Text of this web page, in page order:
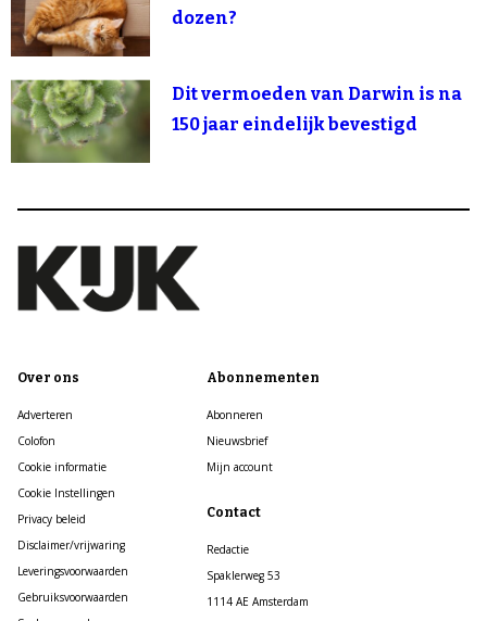
dozen?
Dit vermoeden van Darwin is na
150 jaar eindelijk bevestigd
Over ons
Adverteren
Colofon
Cookie informatie
Cookie Instellingen
Privacy beleid
Disclaimer/vrijwaring
Leveringsvoorwaarden
Gebruiksvoorwaarden
Abonnementen
Abonneren
Nieuwsbrief
Mijn account
Contact
Redactie
Spaklerweg 53
1114 AE Amsterdam